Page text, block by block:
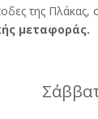
της
μεταφοράς.